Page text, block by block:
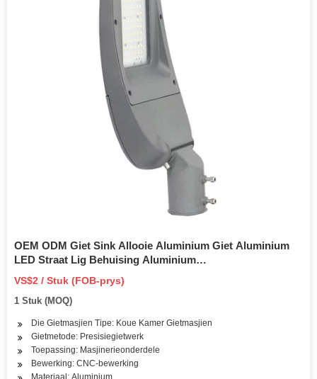
OEM ODM Giet Sink Allooie Aluminium Giet Aluminium
LED Straat Lig Behuising Aluminium
Vervaardigingsprosesse
VS$2 / Stuk (FOB-prys)
1 Stuk (MOQ)
Die Gietmasjien Tipe: Koue Kamer Gietmasjien
Gietmetode: Presisiegietwerk
Toepassing: Masjinerieonderdele
Bewerking: CNC-bewerking
Materiaal: Aluminium